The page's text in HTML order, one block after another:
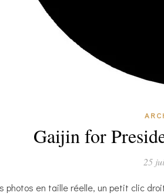
Gaijin for
25
photos en taille réelle, un petit clic